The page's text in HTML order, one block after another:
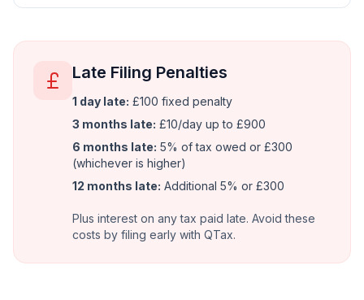
Late Filing Penalties
1 day late: £100 fixed penalty
3 months late: £10/day up to £900
6 months late: 5% of tax owed or £300
(whichever is higher)
12 months late: Additional 5% or £300
Plus interest on any tax paid late. Avoid these
costs by filing early with QTax.